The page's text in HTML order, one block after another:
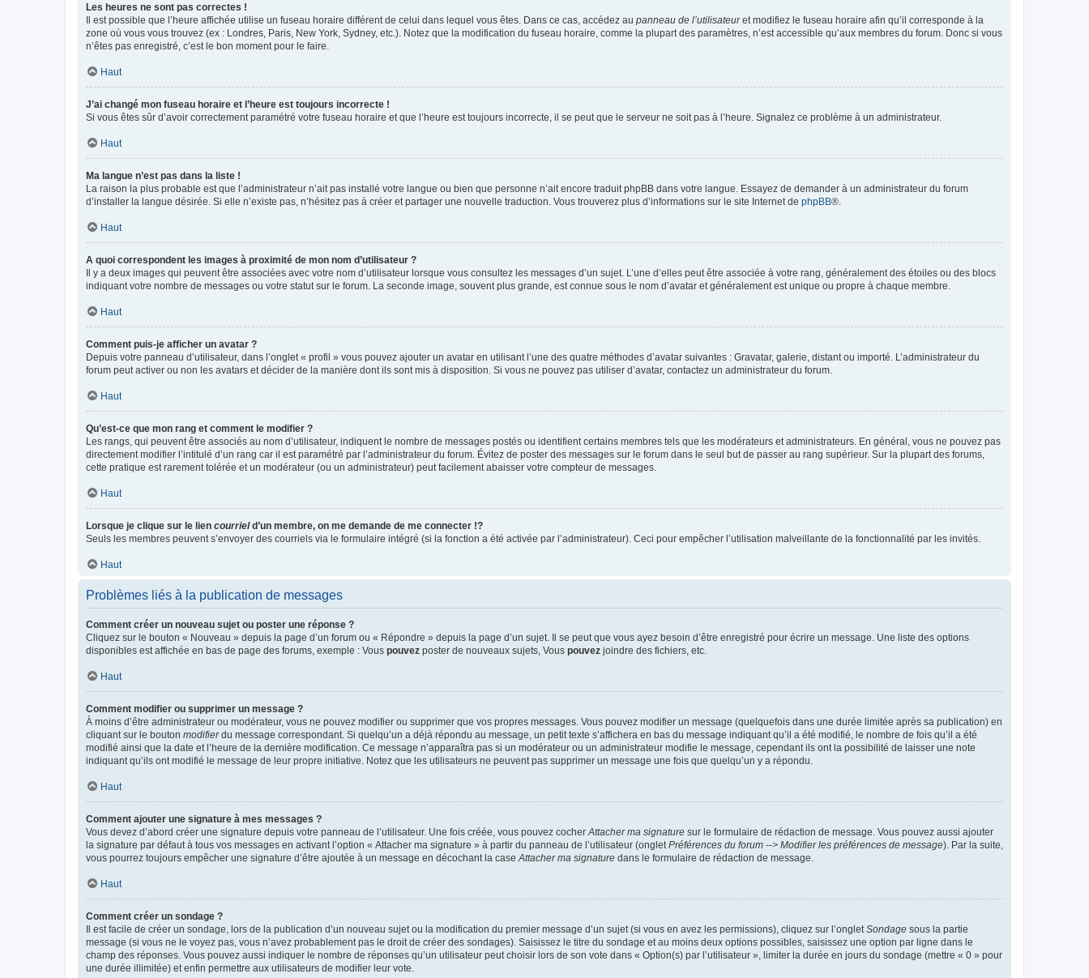
Les heures ne sont pas correctes !
Il est possible que l’heure affichée utilise un fuseau horaire différent de celui dans lequel vous êtes. Dans ce cas, accédez au panneau de l’utilisateuret modifiez le fuseau horaire afin qu’il corresponde à la
zone où vous vous trouvez (ex : Londres, Paris, New York, Sydney, etc.). Notez que la modification du fuseau horaire, comme la plupart des paramètres, n’est accessible qu’aux membres du forum. Donc si vous
n’êtes pas enregistré, c’est le bon moment pour le faire.
Haut
J’ai changé mon fuseau horaire et l’heure est toujours incorrecte !
Si vous êtes sûr d’avoir correctement paramétré votre fuseau horaire et que l’heure est toujours incorrecte, il se peut que le serveur ne soit pas à l’heure. Signalez ce problème à un administrateur.
Haut
Ma langue n’est pas dans la liste !
La raison la plus probable est que l’administrateur n’ait pas installé votre langue ou bien que personne n’ait encore traduit phpBB dans votre langue. Essayez de demander à un administrateur du forum
d’installer la langue désirée. Si elle n’existe pas, n’hésitez pas à créer et partager une nouvelle traduction. Vous trouverez plus d’informations sur le site Internet de phpBB®.
Haut
A quoi correspondent les images à proximité de mon nom d’utilisateur ?
Il y a deux images qui peuvent être associées avec votre nom d’utilisateur lorsque vous consultez les messages d’un sujet. L’une d’elles peut être associée à votre rang, généralement des étoiles ou des blocs
indiquant votre nombre de messages ou votre statut sur le forum. La seconde image, souvent plus grande, est connue sous le nom d’avatar et généralement est unique ou propre à chaque membre.
Haut
Comment puis-je afficher un avatar ?
Depuis votre panneau d’utilisateur, dans l’onglet « profil » vous pouvez ajouter un avatar en utilisant l’une des quatre méthodes d’avatar suivantes : Gravatar, galerie, distant ou importé. L’administrateur du
forum peut activer ou non les avatars et décider de la manière dont ils sont mis à disposition. Si vous ne pouvez pas utiliser d’avatar, contactez un administrateur du forum.
Haut
Qu’est-ce que mon rang et comment le modifier ?
Les rangs, qui peuvent être associés au nom d’utilisateur, indiquent le nombre de messages postés ou identifient certains membres tels que les modérateurs et administrateurs. En général, vous ne pouvez pas
directement modifier l’intitulé d’un rang car il est paramétré par l’administrateur du forum. Évitez de poster des messages sur le forum dans le seul but de passer au rang supérieur. Sur la plupart des forums,
cette pratique est rarement tolérée et un modérateur (ou un administrateur) peut facilement abaisser votre compteur de messages.
Haut
Lorsque je clique sur le lien courrield’un membre, on me demande de me connecter !?
Seuls les membres peuvent s’envoyer des courriels via le formulaire intégré (si la fonction a été activée par l’administrateur). Ceci pour empêcher l’utilisation malveillante de la fonctionnalité par les invités.
Haut
Problèmes liés à la publication de messages
Comment créer un nouveau sujet ou poster une réponse ?
Cliquez sur le bouton « Nouveau » depuis la page d’un forum ou « Répondre » depuis la page d’un sujet. Il se peut que vous ayez besoin d’être enregistré pour écrire un message. Une liste des options
disponibles est affichée en bas de page des forums, exemple : Vous pouvez poster de nouveaux sujets, Vous pouvez joindre des fichiers, etc.
Haut
Comment modifier ou supprimer un message ?
À moins d’être administrateur ou modérateur, vous ne pouvez modifier ou supprimer que vos propres messages. Vous pouvez modifier un message (quelquefois dans une durée limitée après sa publication) en
cliquant sur le bouton modifierdu message correspondant. Si quelqu’un a déjà répondu au message, un petit texte s’affichera en bas du message indiquant qu’il a été modifié, le nombre de fois qu’il a été
modifié ainsi que la date et l’heure de la dernière modification. Ce message n’apparaîtra pas si un modérateur ou un administrateur modifie le message, cependant ils ont la possibilité de laisser une note
indiquant qu’ils ont modifié le message de leur propre initiative. Notez que les utilisateurs ne peuvent pas supprimer un message une fois que quelqu’un y a répondu.
Haut
Comment ajouter une signature à mes messages ?
Vous devez d’abord créer une signature depuis votre panneau de l’utilisateur. Une fois créée, vous pouvez cocher Attacher ma signature sur le formulaire de rédaction de message. Vous pouvez aussi ajouter
la signature par défaut à tous vos messages en activant l’option « Attacher ma signature » à partir du panneau de l’utilisateur (onglet Préférences du forum --> Modifier les préférences de message). Par la suite,
vous pourrez toujours empêcher une signature d’être ajoutée à un message en décochant la case Attacher ma signature dans le formulaire de rédaction de message.
Haut
Comment créer un sondage ?
Il est facile de créer un sondage, lors de la publication d’un nouveau sujet ou la modification du premier message d’un sujet (si vous en avez les permissions), cliquez sur l’onglet Sondage sous la partie
message (si vous ne le voyez pas, vous n’avez probablement pas le droit de créer des sondages). Saisissez le titre du sondage et au moins deux options possibles, saisissez une option par ligne dans le
champ des réponses. Vous pouvez aussi indiquer le nombre de réponses qu’un utilisateur peut choisir lors de son vote dans « Option(s) par l’utilisateur », limiter la durée en jours du sondage (mettre « 0 » pour
une durée illimitée) et enfin permettre aux utilisateurs de modifier leur vote.